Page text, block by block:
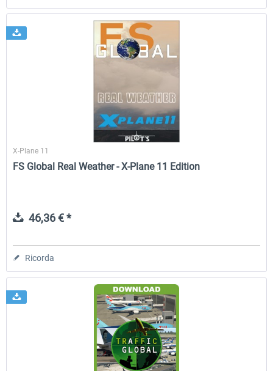
X-Plane 11
FS Global Real Weather - X-Plane 11 Edition
46,36 € *
Ricorda